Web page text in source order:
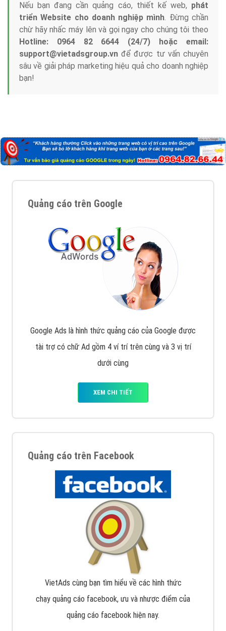
Nếu bạn đang cần quảng cáo, thiết kế web, phát
triển Website cho doanh nghiệp mình. Đừng chần
chừ hãy nhấc máy lên và gọi ngay cho chúng tôi theo
Hotline: 0964 82 6644 (24/7) hoặc email:
support@vietadsgroup.vn để được tư vấn chuyên
sâu về giải pháp marketing hiệu quả cho doanh nghiệp
bạn!
Quảng cáo trên Google
Google Ads là hình thức quảng cáo của Google được
tài trợ có chữ Ad gồm 4 ví trí trên cùng và 3 vị trí
dưới cùng
XEM CHI TIẾT
Quảng cáo trên Facebook
VietAds cùng bạn tìm hiểu về các hình thức
chạy quảng cáo facebook, ưu và nhược điểm của
quảng cáo facebook hiện nay.